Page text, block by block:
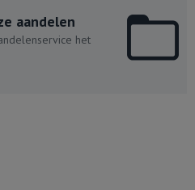
aandelen
het